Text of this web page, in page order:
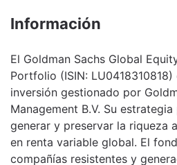
Información
El Goldman Sachs Global
Portfolio (ISIN:
inversión gestionado por
Management B.V. Su
generar y preservar la riqueza
en renta variable global. El
compañías resistentes y